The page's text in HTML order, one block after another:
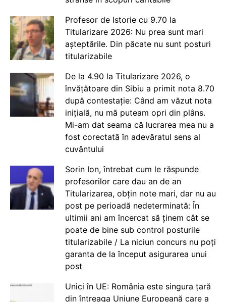
Profesor de Istorie cu 9.70 la
Titularizare 2026: Nu prea sunt mari
așteptările. Din păcate nu sunt posturi
titularizabile
De la 4.90 la Titularizare 2026, o
învățătoare din Sibiu a primit nota 8.70
după contestație: Când am văzut nota
inițială, nu mă puteam opri din plâns.
Mi-am dat seama că lucrarea mea nu a
fost corectată în adevăratul sens al
cuvântului
Sorin Ion, întrebat cum le răspunde
profesorilor care dau an de an
Titularizarea, obțin note mari, dar nu au
post pe perioadă nedeterminată: În
ultimii ani am încercat să ținem cât se
poate de bine sub control posturile
titularizabile / La niciun concurs nu poți
garanta de la început asigurarea unui
post
Unici în UE: România este singura țară
din întreaga Uniune Europeană care a